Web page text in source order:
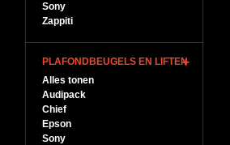
Sony
Zappiti
PLAFONDBEUGELS EN LIFTEN
Alles tonen
Audipack
Chief
Epson
Sony